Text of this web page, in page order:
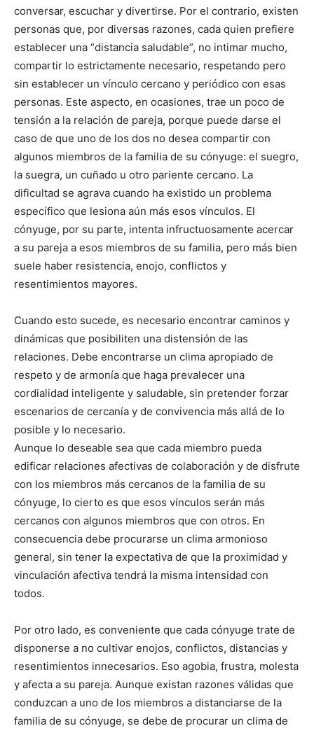
conversar, escuchar y divertirse. Por el contrario, existen
personas que, por diversas razones, cada quien prefiere
establecer una “distancia saludable”, no intimar mucho,
compartir lo estrictamente necesario, respetando pero
sin establecer un vínculo cercano y periódico con esas
personas. Este aspecto, en ocasiones, trae un poco de
tensión a la relación de pareja, porque puede darse el
caso de que uno de los dos no desea compartir con
algunos miembros de la familia de su cónyuge: el suegro,
la suegra, un cuñado u otro pariente cercano. La
dificultad se agrava cuando ha existido un problema
específico que lesiona aún más esos vínculos. El
cónyuge, por su parte, intenta infructuosamente acercar
a su pareja a esos miembros de su familia, pero más bien
suele haber resistencia, enojo, conflictos y
resentimientos mayores.
Cuando esto sucede, es necesario encontrar caminos y
dinámicas que posibiliten una distensión de las
relaciones. Debe encontrarse un clima apropiado de
respeto y de armonía que haga prevalecer una
cordialidad inteligente y saludable, sin pretender forzar
escenarios de cercanía y de convivencia más allá de lo
posible y lo necesario.
Aunque lo deseable sea que cada miembro pueda
edificar relaciones afectivas de colaboración y de disfrute
con los miembros más cercanos de la familia de su
cónyuge, lo cierto es que esos vínculos serán más
cercanos con algunos miembros que con otros. En
consecuencia debe procurarse un clima armonioso
general, sin tener la expectativa de que la proximidad y
vinculación afectiva tendrá la misma intensidad con
todos.
Por otro lado, es conveniente que cada cónyuge trate de
disponerse a no cultivar enojos, conflictos, distancias y
resentimientos innecesarios. Eso agobia, frustra, molesta
y afecta a su pareja. Aunque existan razones válidas que
conduzcan a uno de los miembros a distanciarse de la
familia de su cónyuge, se debe de procurar un clima de